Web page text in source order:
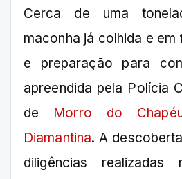
Cerca de uma
maconha já colhida e
e preparação para
apreendida pela Polícia
de Morro do
Diamantina. A
diligências